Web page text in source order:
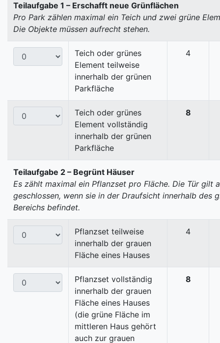
Teilaufgabe 1 – Erschafft neue Grünflächen
Pro Park zählen maximal ein Teich und zwei grüne
Die Objekte müssen aufrecht stehen.
Teich oder grünes
Element teilweise
innerhalb der grünen
Parkfläche
4
Teich oder grünes
Element vollständig
innerhalb der grünen
Parkfläche
8
Teilaufgabe 2 – Begrünt Häuser
Es zählt maximal ein Pflanzset pro Fläche. Die Tür gilt
geschlossen, wenn sie in der Draufsicht innerhalb des
Bereichs befindet.
Pflanzset teilweise
innerhalb der grauen
Fläche eines Hauses
4
Pflanzset vollständig
innerhalb der grauen
Fläche eines Hauses
(die grüne Fläche im
mittleren Haus gehört
auch zur grauen
8